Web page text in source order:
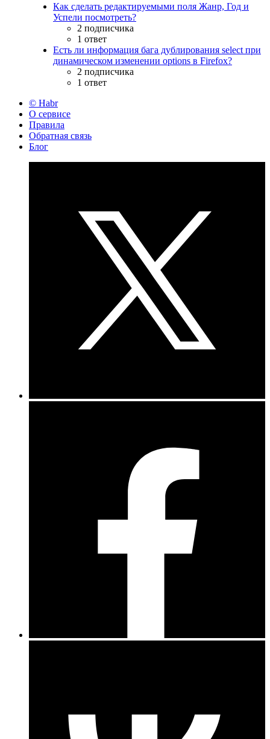
Как сделать редактируемыми поля Жанр, Год и
Успели посмотреть?
2 подписчика
1 ответ
Есть ли информация бага дублирования select при
динамическом изменении options в Firefox?
2 подписчика
1 ответ
© Habr
О сервисе
Правила
Обратная связь
Блог